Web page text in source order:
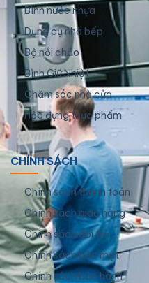
Bình nước nhựa
Dụng cụ nhà bếp
Bộ nồi chảo
Bình Giữ Nhiệt
Chăm sóc nhà cửa
Hộp đựng thực phẩm
CHÍNH SÁCH
Chính sách thanh toán
Chính sách giao hàng
Chính sách đổi trả
Chính sách bảo mật
Chính sách bảo hành